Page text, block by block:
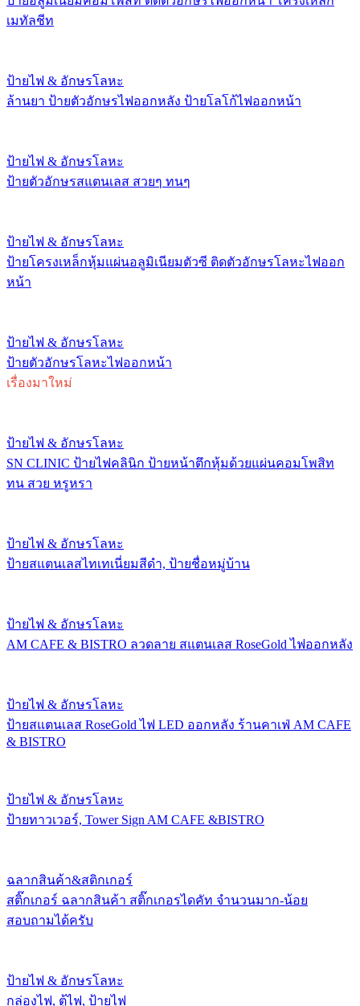
เมทัลชีท
ป้ายไฟ & อักษรโลหะ
ล้านยา ป้ายตัวอักษรไฟออกหลัง ป้ายโลโก้ไฟออกหน้า
ป้ายไฟ & อักษรโลหะ
ป้ายตัวอักษรสแตนเลส สวยๆ ทนๆ
ป้ายไฟ & อักษรโลหะ
ป้ายโครงเหล็กหุ้มแผ่นอลูมิเนียมตัวซี ติดตัวอักษรโลหะไฟออก
หน้า
ป้ายไฟ & อักษรโลหะ
ป้ายตัวอักษรโลหะไฟออกหน้า
เรื่องมาใหม่
ป้ายไฟ & อักษรโลหะ
SN CLINIC ป้ายไฟคลินิก ป้ายหน้าตึกหุ้มด้วยแผ่นคอมโพสิท
ทน สวย หรูหรา
ป้ายไฟ & อักษรโลหะ
ป้ายสแตนเลสไทเทเนี่ยมสีดำ, ป้ายชื่อหมู่บ้าน
ป้ายไฟ & อักษรโลหะ
AM CAFE & BISTRO ลวดลาย สแตนเลส RoseGold ไฟออกหลัง
ป้ายไฟ & อักษรโลหะ
ป้ายสแตนเลส RoseGold ไฟ LED ออกหลัง ร้านคาเฟ่ AM CAFE
& BISTRO
ป้ายไฟ & อักษรโลหะ
ป้ายทาวเวอร์, Tower Sign AM CAFE &BISTRO
ฉลากสินค้า&สติกเกอร์
สติ๊กเกอร์ ฉลากสินค้า สติ๊กเกอรไดคัท จำนวนมาก-น้อย
สอบถามได้ครับ
ป้ายไฟ & อักษรโลหะ
กล่องไฟ, ตู้ไฟ, ป้ายไฟ